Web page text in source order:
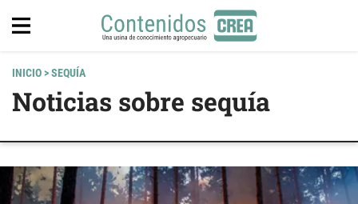
INICIO> SEQUÍA
Noticias sobre sequía